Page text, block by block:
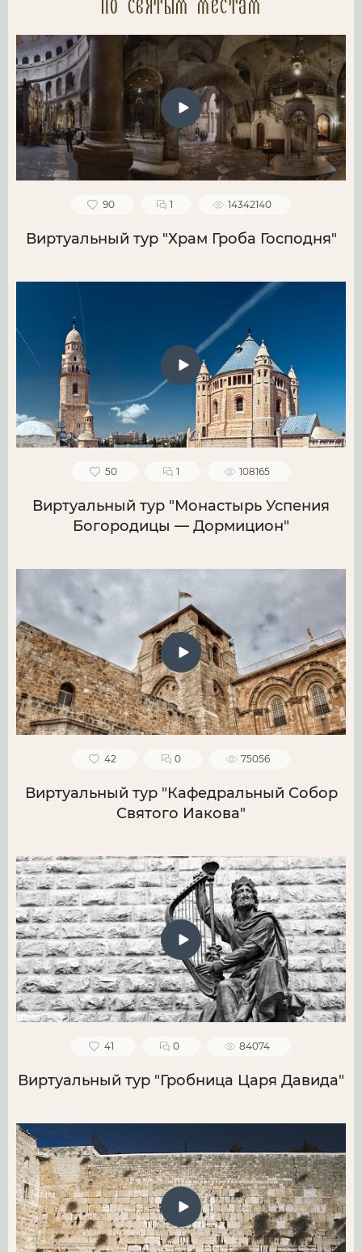
по святым местам
90 1 14342140
Виртуальный тур "Храм Гроба Господня"
50 1 108165
Виртуальный тур "Монастырь Успения
Богородицы — Дормицион"
42 0 75056
Виртуальный тур "Кафедральный Собор
Святого Иакова"
41 0 84074
Виртуальный тур "Гробница Царя Давида"